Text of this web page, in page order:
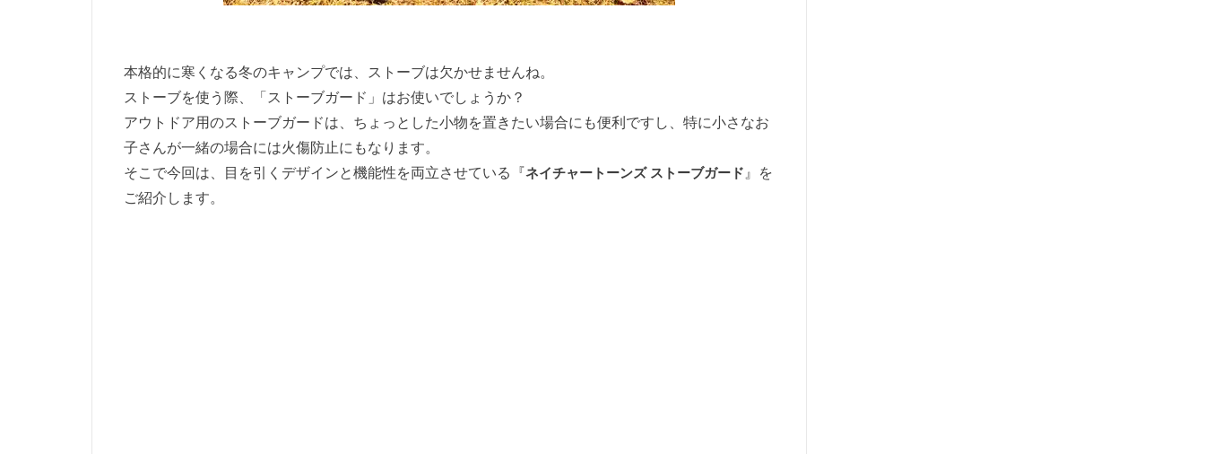
本格的に寒くなる冬のキャンプでは、ストーブは欠かせませんね。
ストーブを使う際、「ストーブガード」はお使いでしょうか？
アウトドア用のストーブガードは、ちょっとした小物を置きたい場合にも便利ですし、特に小さなお
子さんが一緒の場合には火傷防止にもなります。
そこで今回は、目を引くデザインと機能性を両立させている『ネイチャートーンズ ストーブガード 』を
ご紹介します。